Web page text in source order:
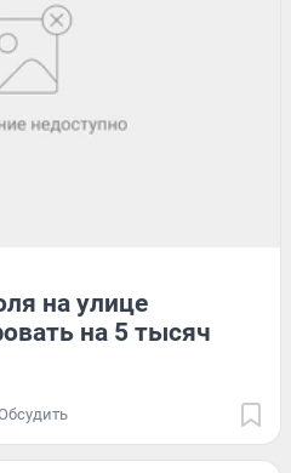
на улице
на 5 тысяч